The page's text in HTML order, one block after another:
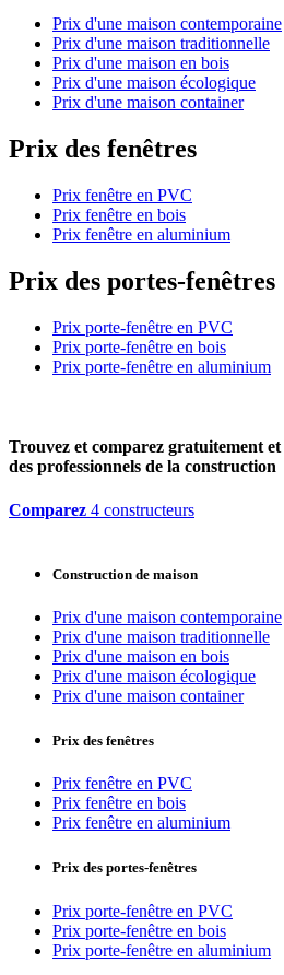
Prix d'une maison contemporaine
Prix d'une maison traditionnelle
Prix d'une maison en bois
Prix d'une maison écologique
Prix d'une maison container
Prix des fenêtres
Prix fenêtre en PVC
Prix fenêtre en bois
Prix fenêtre en aluminium
Prix des portes-fenêtres
Prix porte-fenêtre en PVC
Prix porte-fenêtre en bois
Prix porte-fenêtre en aluminium
Trouvez et comparez gratuitement et
des professionnels de la construction
Comparez 4 constructeurs
Construction de maison
Prix d'une maison contemporaine
Prix d'une maison traditionnelle
Prix d'une maison en bois
Prix d'une maison écologique
Prix d'une maison container
Prix des fenêtres
Prix fenêtre en PVC
Prix fenêtre en bois
Prix fenêtre en aluminium
Prix des portes-fenêtres
Prix porte-fenêtre en PVC
Prix porte-fenêtre en bois
Prix porte-fenêtre en aluminium